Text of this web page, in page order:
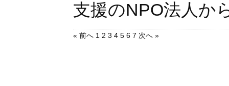
支援のNPO法人か
« 前へ 1 2 3 4 5 6 7 次へ »